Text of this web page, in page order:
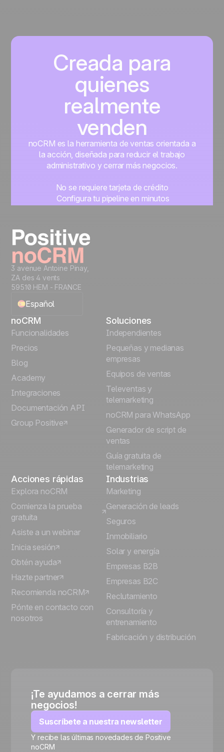
Creada para
quienes
realmente
venden
noCRM es la herramienta de ventas orientada a
la acción, diseñada para reducir el trabajo
administrativo y cerrar más negocios.
No se requiere tarjeta de crédito
Configura tu pipeline en minutos
3 avenue Antoine Pinay,
ZA des 4 vents
59510 HEM - FRANCE
Español
English
Português
Italiano
Deutsch
noCRM
Funcionalidades
Precios
Blog
Academy
Integraciones
Documentación API
Group Positive
Soluciones
Independientes
Pequeñas y medianas
empresas
Equipos de ventas
Televentas y
telemarketing
noCRM para WhatsApp
Generador de script de
ventas
Guía gratuita de
telemarketing
Acciones rápidas
Explora noCRM
Comienza la prueba
gratuita
Asiste a un webinar
Inicia sesión
Obtén ayuda
Hazte partner
Recomienda noCRM
Pónte en contacto con
nosotros
Industrias
Marketing
Generación de leads
Seguros
Inmobiliario
Solar y energía
Empresas B2B
Empresas B2C
Reclutamiento
Consultoría y
entrenamiento
Fabricación y distribución
¡Te ayudamos a cerrar más
negocios!
Suscríbete a nuestra newsletter
Y recibe las últimas novedades de Positive
noCRM